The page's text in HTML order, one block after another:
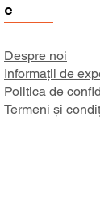
e
Despre noi
Informații de
Politica de
Termeni și